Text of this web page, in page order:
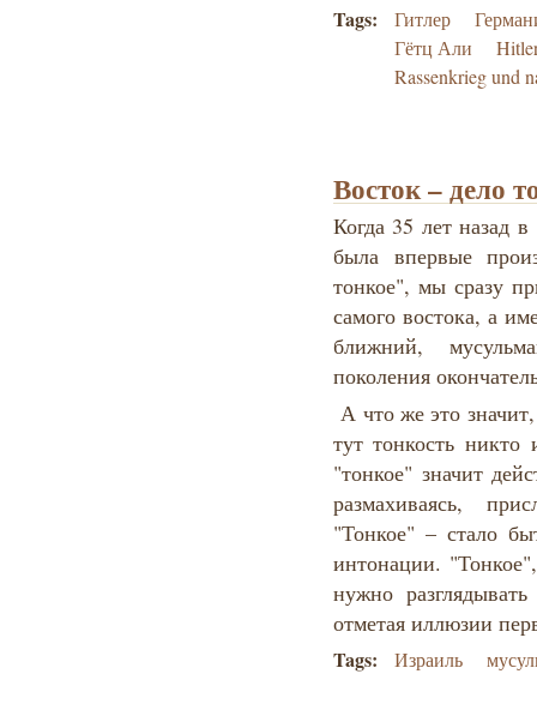
Tags: Гитлер
Гётц Али
Rassenkrieg und
Восток – дело
Когда 35 лет назад
была впервые
тонкое", мы сразу
самого востока, а
ближний,
поколения
А что же это
тут тонкость
"тонкое" значит
размахиваясь,
"Тонкое" – стало
интонации.
нужно
отметая иллюзии
Tags: Израиль